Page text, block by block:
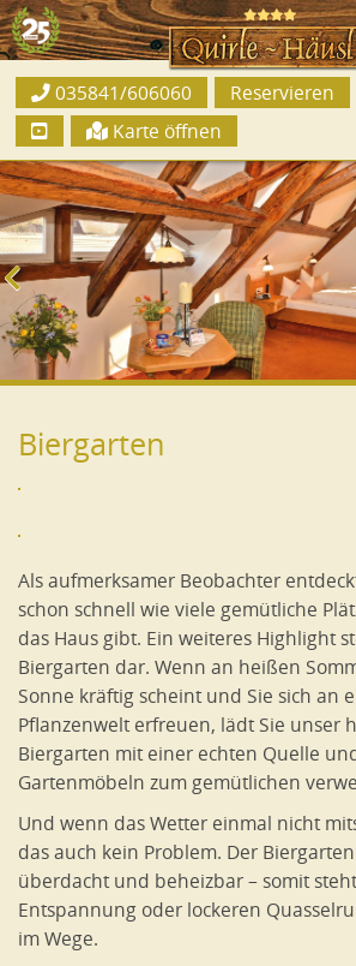
035841/606060
Reservieren
Karte öffnen
Biergarten
Als aufmerksamer Beobachter
schon schnell wie viele gemütliche
das Haus gibt. Ein weiteres Highlight
Biergarten dar. Wenn an heißen
Sonne kräftig scheint und Sie sich an
Pflanzenwelt erfreuen, lädt Sie unser
Biergarten mit einer echten Quelle
Gartenmöbeln zum gemütlichen
Und wenn das Wetter einmal nicht
das auch kein Problem. Der
überdacht und beheizbar – somit
Entspannung oder lockeren
im Wege.